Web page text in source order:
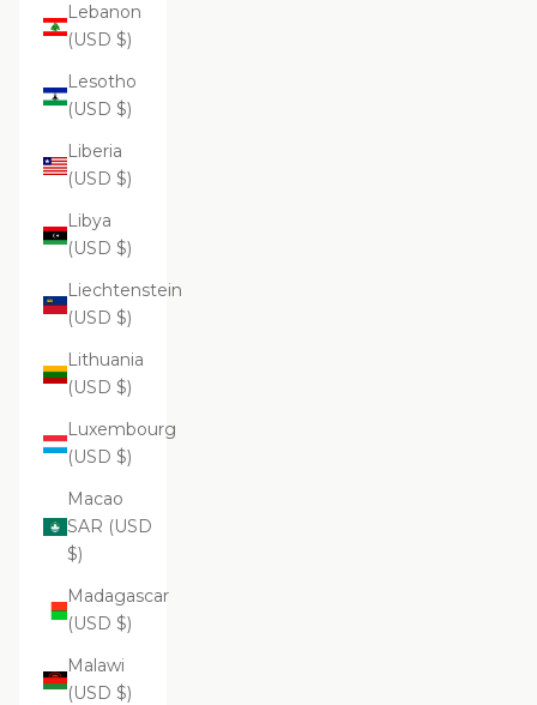
Lebanon
(USD $)
Lesotho
(USD $)
Liberia
(USD $)
Libya
(USD $)
Liechtenstein
(USD $)
Lithuania
(USD $)
Luxembourg
(USD $)
Macao
SAR (USD
$)
Madagascar
(USD $)
Malawi
(USD $)